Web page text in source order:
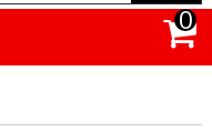
0